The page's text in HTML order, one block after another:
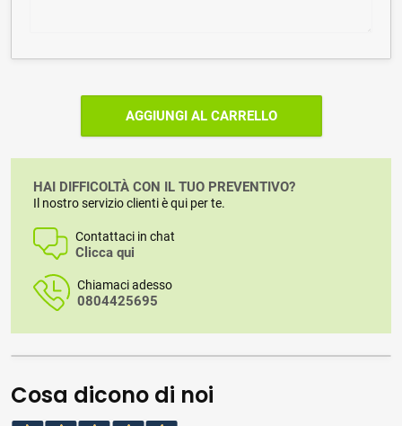
AGGIUNGI AL CARRELLO
HAI DIFFICOLTÀ CON IL TUO PREVENTIVO?
Il nostro servizio clienti è qui per te.
Contattaci in chat
Clicca qui
Chiamaci adesso
0804425695
Cosa dicono di noi